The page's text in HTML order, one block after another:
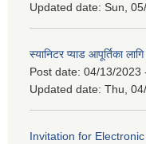
Updated date: Sun,
स्यानिटर प्याड आपूर्तिका
Post date: 04/13/2023
Updated date: Thu,
Invitation for